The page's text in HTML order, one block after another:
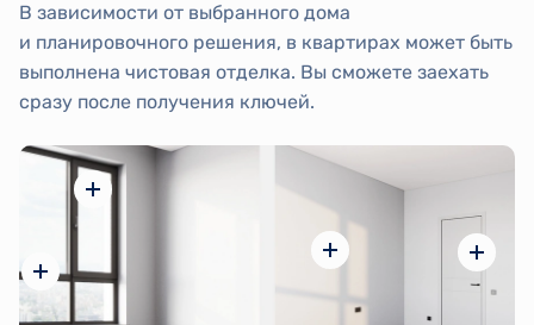
В зависимости от выбранного дома
и планировочного решения, в квартирах может быть
выполнена чистовая отделка. Вы сможете заехать
сразу после получения ключей.